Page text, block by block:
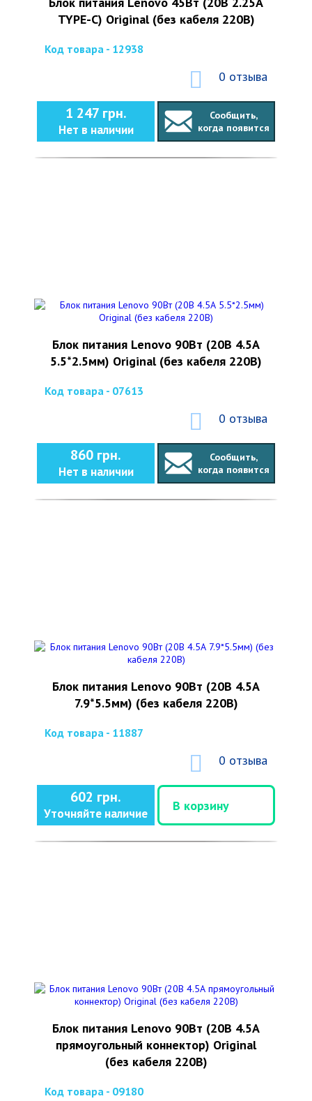
TYPE-C) Original (без кабеля 220В)
Код товара - 12938
0 отзыва
1 247 грн.
Нет в наличии
Сообщить,
когда появится
Блок питания Lenovo 90Вт (20В 4.5А
5.5*2.5мм) Original (без кабеля 220В)
Код товара - 07613
0 отзыва
860 грн.
Нет в наличии
Сообщить,
когда появится
Блок питания Lenovo 90Вт (20В 4.5А
7.9*5.5мм) (без кабеля 220В)
Код товара - 11887
0 отзыва
602 грн.
Уточняйте наличие
В корзину
Блок питания Lenovo 90Вт (20В 4.5А
прямоугольный коннектор) Original
(без кабеля 220В)
Код товара - 09180